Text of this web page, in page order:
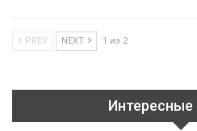
PREV NEXT 1 из 2
Интересные